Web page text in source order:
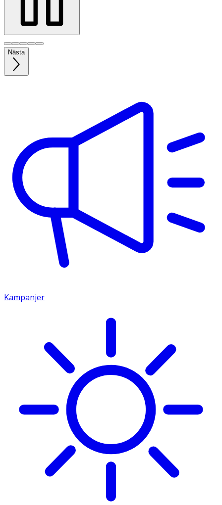
Nästa
Kampanjer